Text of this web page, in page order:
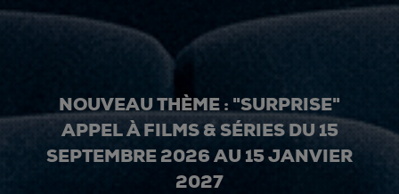
NOUVEAU THÈME : "SURPRISE"
APPEL À FILMS & SÉRIES DU 15
SEPTEMBRE 2026 AU 15 JANVIER
2027